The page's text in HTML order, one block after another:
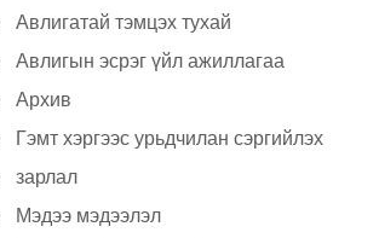
Авлигатай тэмцэх тухай
Авлигын эсрэг үйл ажиллагаа
Архив
Гэмт хэргээс урьдчилан сэргийлэх
зарлал
Мэдээ мэдээлэл